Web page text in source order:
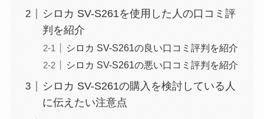
シロカ SV-S261を使用した人の口コミ評
判を紹介
シロカ SV-S261の良い口コミ評判を紹介
シロカ SV-S261の悪い口コミ評判を紹介
シロカ SV-S261の購入を検討している人
に伝えたい注意点